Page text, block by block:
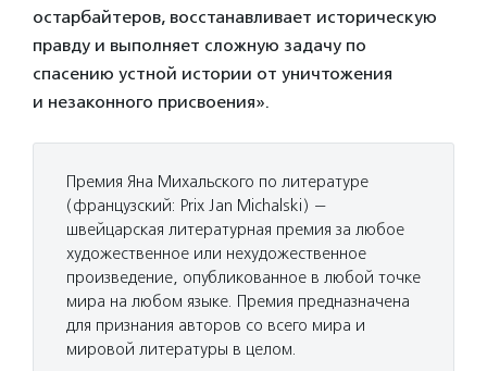
остарбайтеров, восстанавливает историческую
правду и выполняет сложную задачу по
спасению устной истории от уничтожения
и незаконного присвоения».
Премия Яна Михальского по литературе
(французский: Prix Jan Michalski) —
швейцарская литературная премия за любое
художественное или нехудожественное
произведение, опубликованное в любой точке
мира на любом языке. Премия предназначена
для признания авторов со всего мира и
мировой литературы в целом.